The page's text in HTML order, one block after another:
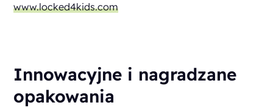
www.locked4kids.com
Innowacyjne i nagradzane
opakowania